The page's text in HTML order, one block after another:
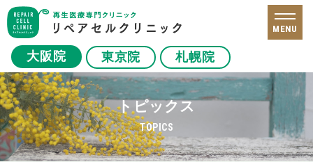
大阪院 東京院 札幌院
MENU
トピックス
TOPICS